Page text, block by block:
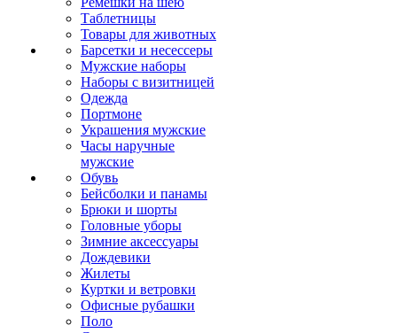
Таблетницы
Товары для животных
Барсетки и несессеры
Мужские наборы
Наборы с визитницей
Одежда
Портмоне
Украшения мужские
Часы наручные
мужские
Обувь
Бейсболки и панамы
Брюки и шорты
Головные уборы
Зимние аксессуары
Дождевики
Жилеты
Куртки и ветровки
Офисные рубашки
Поло